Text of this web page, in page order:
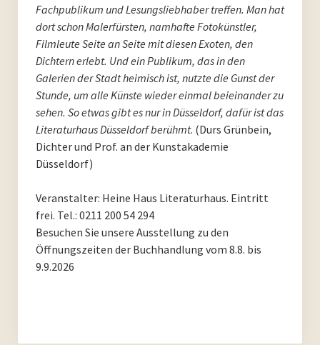
PoesieFest 2016
PoesieFest 2015
PoesieFest 2014
PoesieFest 2013
PoesieFest 2012
PoesieDebütPreis Düsseldorf
Archiv
Fachpublikum und Lesungsliebhaber treffen. Man hat
dort schon Malerfürsten, namhafte Fotokünstler,
Filmleute Seite an Seite mit diesen Exoten, den
Dichtern erlebt. Und ein Publikum, das in den
Galerien der Stadt heimisch ist, nutzte die Gunst der
Stunde, um alle Künste wieder einmal beieinander zu
sehen. So etwas gibt es nur in Düsseldorf, dafür ist das
Literaturhaus Düsseldorf berühmt. (Durs Grünbein,
Dichter und Prof. an der Kunstakademie
Düsseldorf)
Veranstalter: Heine Haus Literaturhaus. Eintritt
frei. Tel.: 0211 200 54 294
Besuchen Sie unsere Ausstellung zu den
Öffnungszeiten der Buchhandlung vom 8.8. bis
9.9.2026